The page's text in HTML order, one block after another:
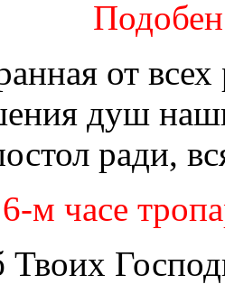
от
душ
ради,
м часе
Твоих